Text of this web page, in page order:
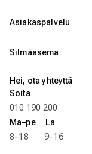
Asiakaspalvelu
Silmäasema
Hei, ota yhteyttä
Soita
010 190 200
Ma–pe La
8–18 9–16